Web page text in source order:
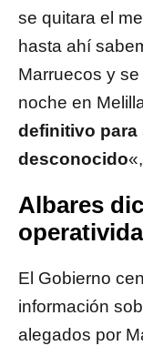
se quitara el
hasta ahí
Marruecos y
noche en
definitivo para
desconocido
Albares
El Gobierno
información
alegados por